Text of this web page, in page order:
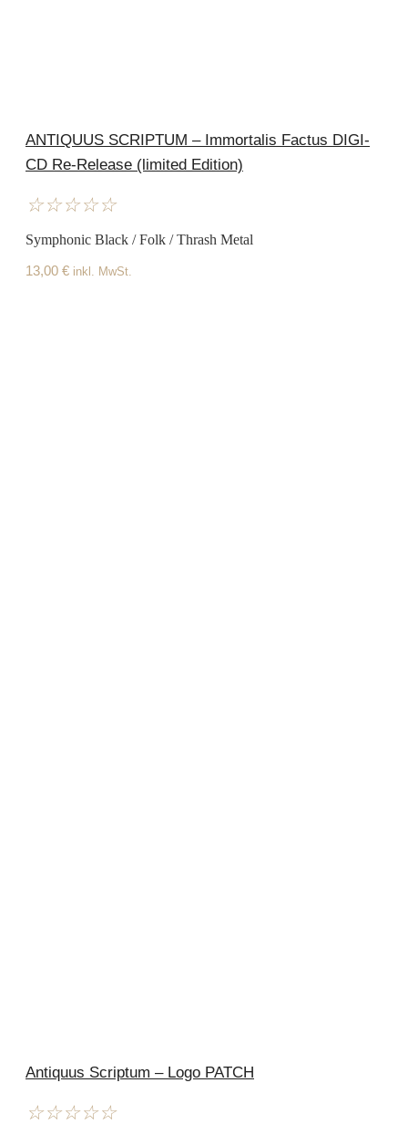
ANTIQUUS SCRIPTUM – Immortalis Factus DIGI-
CD Re-Release (limited Edition)
☆☆☆☆☆
Symphonic Black / Folk / Thrash Metal
13,00 € inkl. MwSt.
Antiquus Scriptum – Logo PATCH
☆☆☆☆☆